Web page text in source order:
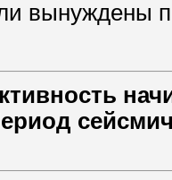
вынуждены